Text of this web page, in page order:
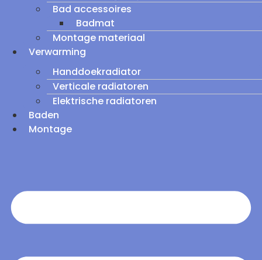
Bad accessoires
Badmat
Montage materiaal
Verwarming
Handdoekradiator
Verticale radiatoren
Elektrische radiatoren
Baden
Montage